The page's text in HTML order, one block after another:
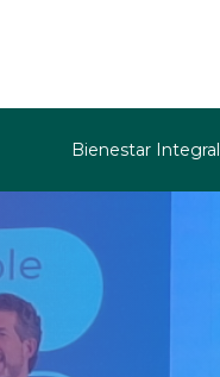
Bienestar Integral